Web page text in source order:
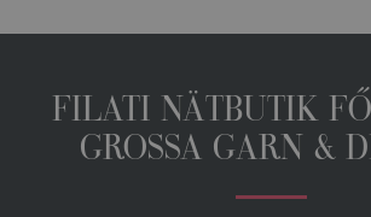
FILATI NÄTBUTIK
GROSSA GARN &